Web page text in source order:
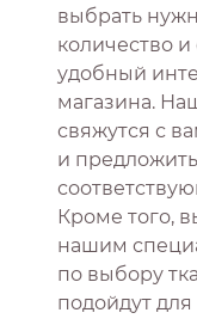
выбрать
количество
удобный
магазина.
свяжутся с
и
Кроме того,
нашим
по выбору
подойдут